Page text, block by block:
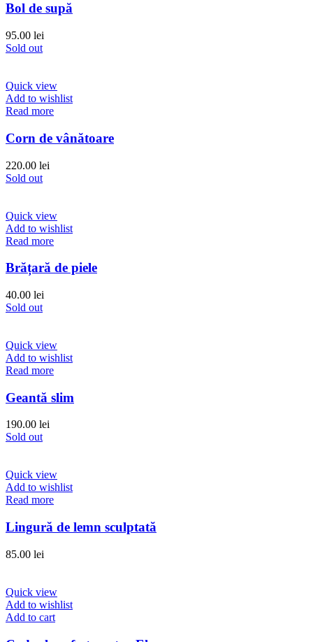
Bol de supă
95.00 lei
Sold out
Quick view
Add to wishlist
Read more
Corn de vânătoare
220.00 lei
Sold out
Quick view
Add to wishlist
Read more
Brățară de piele
40.00 lei
Sold out
Quick view
Add to wishlist
Read more
Geantă slim
190.00 lei
Sold out
Quick view
Add to wishlist
Read more
Lingură de lemn sculptată
85.00 lei
Quick view
Add to wishlist
Add to cart